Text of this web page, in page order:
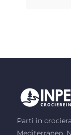
Parti in
Mediterraneo,